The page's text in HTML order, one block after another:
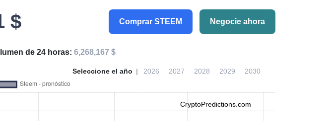
$ Comprar STEEM Negocie ahora
de 24 horas: 6,268,167 $
Seleccione el año 2026 2027 2028 2029 2030
CryptoPredictions.com